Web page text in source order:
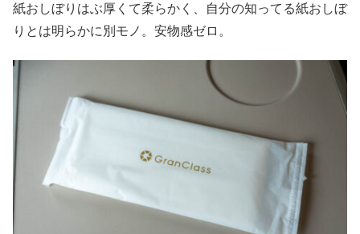
紙おしぼりはぶ厚くて柔らかく、自分の知ってる紙おしぼ
りとは明らかに別モノ。安物感ゼロ。